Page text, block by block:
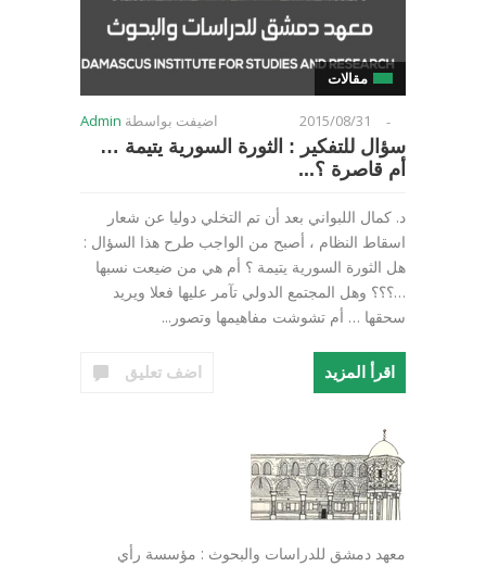
مقالات
اضيفت بواسطة Admin -
2015/08/31
سؤال للتفكير : الثورة السورية يتيمة …
أم قاصرة ؟...
د. كمال اللبواني بعد أن تم التخلي دوليا عن شعار
اسقاط النظام ، أصبح من الواجب طرح هذا السؤال :
هل الثورة السورية يتيمة ؟ أم هي من ضيعت نسبها
…؟؟؟ وهل المجتمع الدولي تآمر عليها فعلا ويريد
سحقها … أم تشوشت مفاهيمها وتصور...
اقرأ المزيد اضف تعليق
معهد دمشق للدراسات والبحوث : مؤسسة رأي